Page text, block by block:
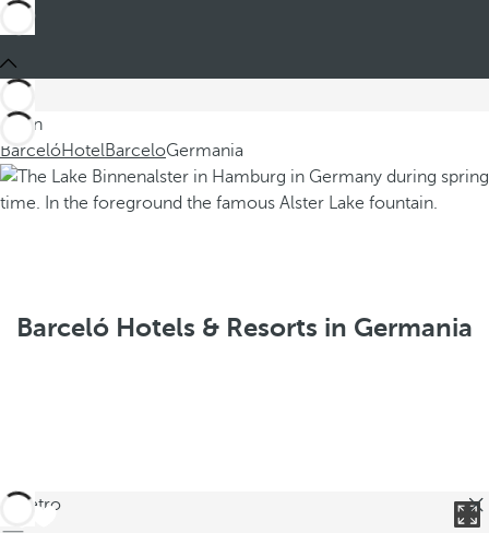
Sei in
BarcelóHotelBarceloGermania
Barceló Hotels & Resorts in Germania
indietro